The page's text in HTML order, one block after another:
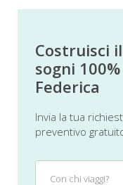
Costruisci
sogni
Federica
Invia la tua
preventivo
Con chi viaggi?